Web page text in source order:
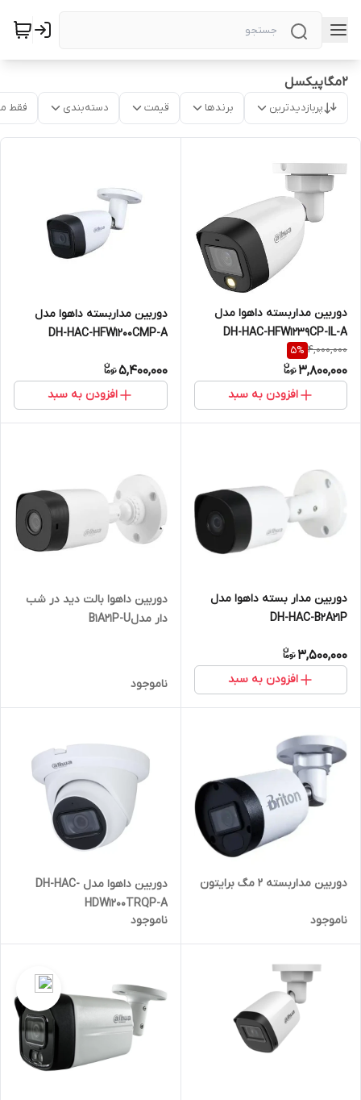
2مگاپیکسل
پربازدیدترین برندها قیمت دسته‌بندی فقط
دوربین مداربسته داهوا مدل
DH-HAC-HFW1239CP-IL-A
4,000,000
5%
3,800,000
افزودن به سبد
دوربین مداربسته داهوا مدل
DH-HAC-HFW1200CMP-A
5,400,000
افزودن به سبد
دوربین مدار بسته داهوا مدل
DH-HAC-B2A21P
3,500,000
افزودن به سبد
دوربین داهوا بالت دید در شب
دار مدلB1A21P-U
ناموجود
دوربین مداربسته 2 مگ برایتون
ناموجود
دوربین داهوا مدل DH-HAC-
HDW1200TRQP-A
ناموجود